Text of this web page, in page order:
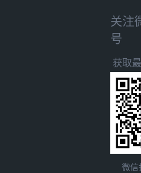
关注
号
获取
微信